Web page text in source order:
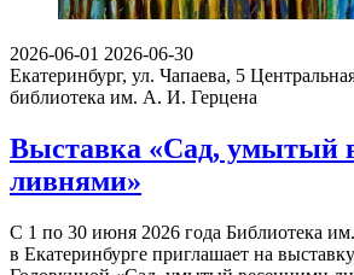
2026-06-01 2026-06-30
Екатеринбург, ул. Чапаева, 5
библиотека им. А. И. Герцена
Выставка «Сад, умытый
ливнями»
С 1 по 30 июня 2026 года Библиотека
в Екатеринбурге приглашает на